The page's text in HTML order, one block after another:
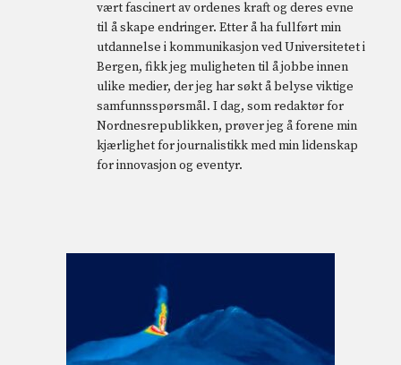
vært fascinert av ordenes kraft og deres evne
til å skape endringer. Etter å ha fullført min
utdannelse i kommunikasjon ved Universitetet i
Bergen, fikk jeg muligheten til å jobbe innen
ulike medier, der jeg har søkt å belyse viktige
samfunnsspørsmål. I dag, som redaktør for
Nordnesrepublikken, prøver jeg å forene min
kjærlighet for journalistikk med min lidenskap
for innovasjon og eventyr.